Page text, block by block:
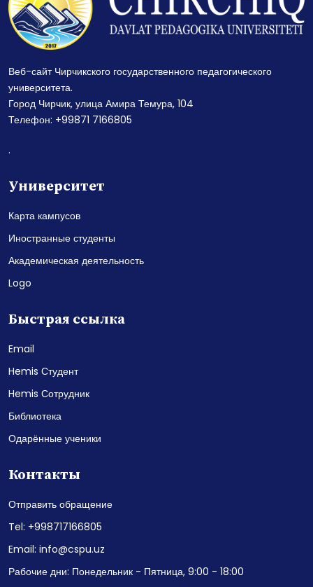
Веб-сайт Чирчикского государственного педагогического
университета.
Город Чирчик, улица Амира Темура, 104
Телефон: +99871 7166805
.
Университет
Карта кампусов
Иностранные студенты
Академическая деятельность
Logo
Быстрая ссылка
Email
Hemis Студент
Hemis Сотрудник
Библиотека
Одарённые ученики
Контакты
Отправить обращение
Tel: +998717166805
Email: info@cspu.uz
Рабочие дни: Понедельник - Пятница, 9:00 - 18:00